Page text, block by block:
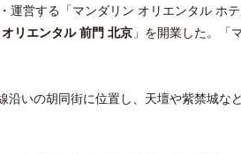
運営する「マンダリン オリエンタル ホ
リエンタル 前門 北京 」を開業した。「
沿いの胡同街に位置し、天壇や紫禁城な